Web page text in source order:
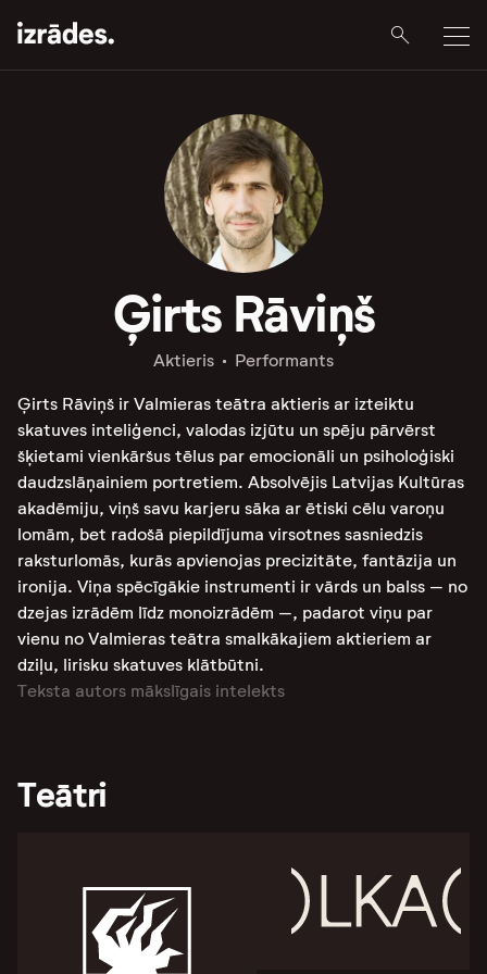
Ģirts Rāviņš
Aktieris Performants
Ģirts Rāviņš ir Valmieras teātra aktieris ar izteiktu
skatuves inteliģenci, valodas izjūtu un spēju pārvērst
šķietami vienkāršus tēlus par emocionāli un psiholoģiski
daudzslāņainiem portretiem. Absolvējis Latvijas Kultūras
akadēmiju, viņš savu karjeru sāka ar ētiski cēlu varoņu
lomām, bet radošā piepildījuma virsotnes sasniedzis
raksturlomās, kurās apvienojas precizitāte, fantāzija un
ironija. Viņa spēcīgākie instrumenti ir vārds un balss – no
dzejas izrādēm līdz monoizrādēm –, padarot viņu par
vienu no Valmieras teātra smalkākajiem aktieriem ar
dziļu, lirisku skatuves klātbūtni.
Teksta autors mākslīgais intelekts
Teātri